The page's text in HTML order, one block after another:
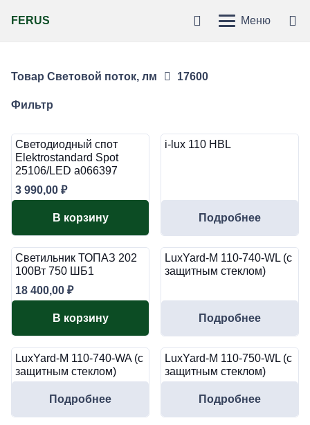
FERUS Меню
Товар Световой поток, лм 17600
Фильтр
Светодиодный спот
Elektrostandard Spot
25106/LED a066397
3 990,00 ₽
В корзину
i-lux 110 HBL
Подробнее
Светильник ТОПАЗ 202
100Вт 750 ШБ1
18 400,00 ₽
В корзину
LuxYard-M 110-740-WL (с
защитным стеклом)
Подробнее
LuxYard-M 110-740-WA (с
защитным стеклом)
Подробнее
LuxYard-M 110-750-WL (с
защитным стеклом)
Подробнее